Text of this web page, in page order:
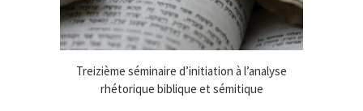
Treizième séminaire d’initiation à l’analyse
rhétorique biblique et sémitique